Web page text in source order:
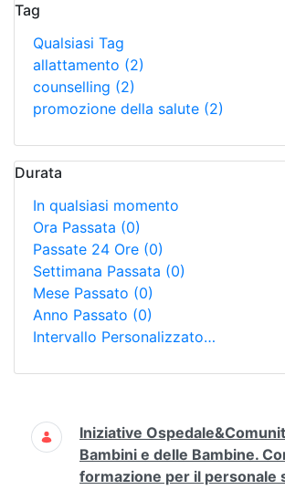
Tag
Qualsiasi Tag
allattamento (2)
counselling (2)
promozione della salute (2)
Durata
In qualsiasi momento
Ora Passata (0)
Passate 24 Ore (0)
Settimana Passata (0)
Mese Passato (0)
Anno Passato (0)
Intervallo Personalizzato…
Ricerca
Iniziative
Bambini e delle Bambine.
formazione per il personale